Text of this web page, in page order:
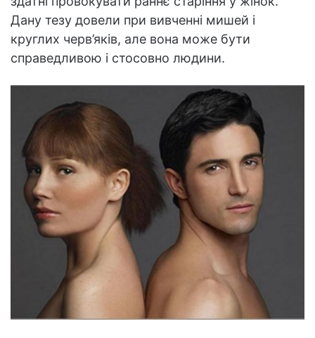
Дану тезу довели при вивченні мишей і
круглих черв’яків, але вона може бути
справедливою і стосовно людини.